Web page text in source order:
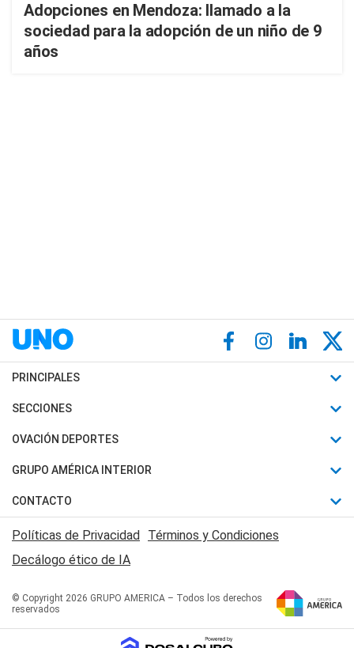
Adopciones en Mendoza: llamado a la
sociedad para la adopción de un niño de 9
años
PRINCIPALES
Últimas Noticias
Política
Judiciales
Economia
SECCIONES
Horóscopo
Motores
Trucos caseros
Series y Películas
Edictos y Solicitadas
OVACIÓN DEPORTES
Fútbol
Mundial
Automovilismo
Rugby
Básquet
GRUPO AMÉRICA INTERIOR
Canal 7 en Vivo
San Juan 8
CONTACTO
Acerca de Nosotros
Contactanos
Políticas de Privacidad Términos y Condiciones
Decálogo ético de IA
© Copyright 2026 GRUPO AMERICA – Todos los derechos
reservados